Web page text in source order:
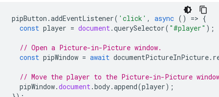
pipButton .addEventListener( 'click' , async () => {
const player = document .querySelector( "#player" );
// Open a Picture-in-Picture window.
const pipWindow = await documentPictureInPicture.
// Move the player to the Picture-in-Picture
pipWindow.document .body.append(player);